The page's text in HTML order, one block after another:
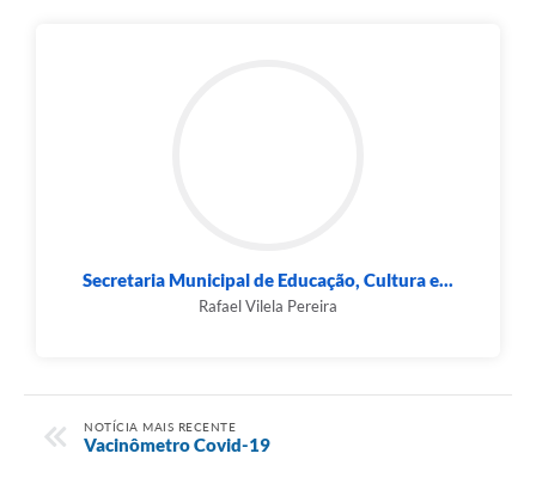
Secretaria Municipal de Educação, Cultura e...
Rafael Vilela Pereira
NOTÍCIA MAIS RECENTE
Vacinômetro Covid-19